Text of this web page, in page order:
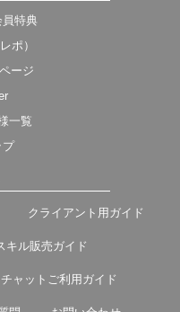
特典
ポ）
ージ
一覧
プ
クライアント用ガイド
キル販売ガイド
チャットご利用ガイド